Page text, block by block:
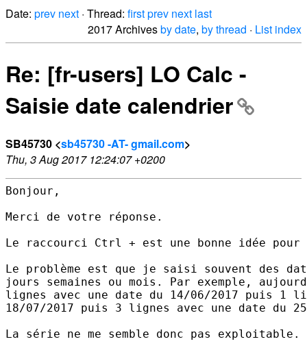
Date: prev next · Thread: firstprev next last
2017 Archivesby date, by thread · List index
Re: [fr-users] LO Calc -
Saisie date calendrier
SB45730 <sb45730 -AT- gmail.com>
Thu, 3 Aug 2017 12:24:07 +0200
Bonjour,
Merci de votre réponse.
Le raccourci Ctrl + est une bonne idée
Le problème est que je saisi souvent des
jours semaines ou mois. Par exemple,
lignes avec une date du 14/06/2017 puis 1
18/07/2017 puis 3 lignes avec une date du
La série ne me semble donc pas exploitable.